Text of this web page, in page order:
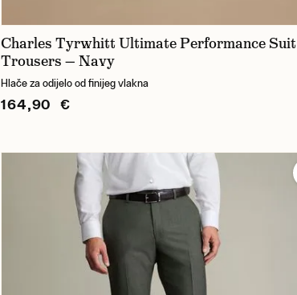
Charles Tyrwhitt Ultimate Performance Suit
Trousers — Navy
Hlače za odijelo od finijeg vlakna
164,90 €